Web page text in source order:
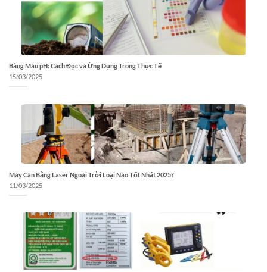
Bảng Màu pH: Cách Đọc và Ứng Dụng Trong Thực Tế
15/03/2025
Máy Cân Bằng Laser Ngoài Trời Loại Nào Tốt Nhất 2025?
11/03/2025